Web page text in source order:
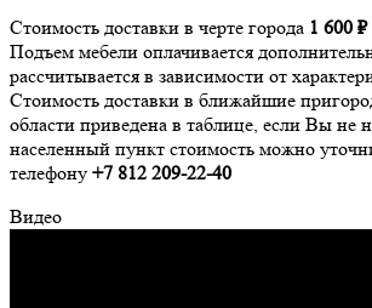
Стоимость доставки в черте города 1 600
Подъем мебели оплачивается
рассчитывается в зависимости от
Стоимость доставки в ближайшие
области приведена в таблице, если Вы не
населенный пункт стоимость можно
телефону +7 812 209-22-40
Видео